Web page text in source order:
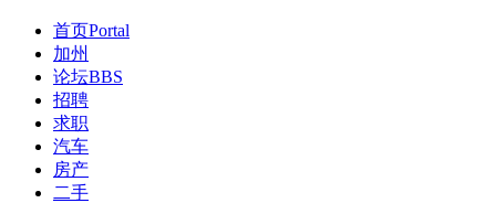
首页Portal
加州
论坛BBS
招聘
求职
汽车
房产
二手